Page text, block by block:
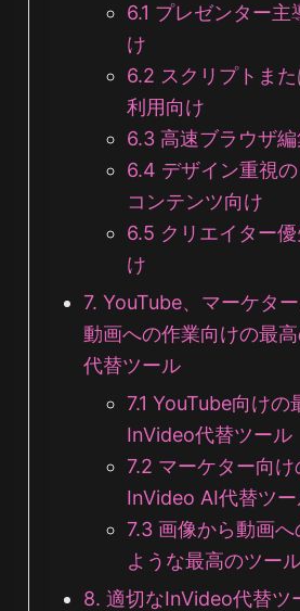
6.1 プレゼンター主
け
6.2 スクリプトま
利用向け
6.3 高速ブラウザ
6.4 デザイン重視
コンテンツ向け
6.5 クリエイター
け
7. YouTube、マーケタ
動画への作業向けの最
代替ツール
7.1 YouTube向けの
InVideo代替ツール
7.2 マーケター向
InVideo AI代替ツ
7.3 画像から動画
ような最高のツー
8. 適切なInVideo代替ツ